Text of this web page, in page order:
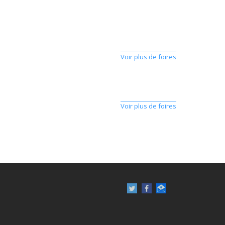
Voir plus de foires
Voir plus de foires